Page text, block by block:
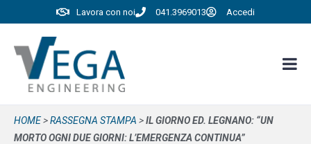
Lavora con noi 041.3969013 Accedi
HOME>RASSEGNA STAMPA >IL GIORNO ED. LEGNANO: “UN
MORTO OGNI DUE GIORNI: L’EMERGENZA CONTINUA”